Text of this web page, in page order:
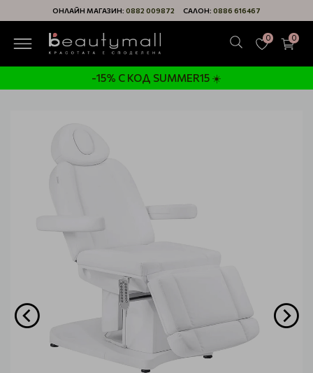
ОНЛАЙН МАГАЗИН: 0882 009872 САЛОН: 0886 616467
0 0
-15% С КОД SUMMER15 ☀️